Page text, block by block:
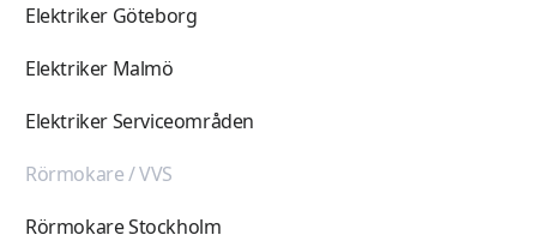
Elektriker Göteborg
Elektriker Malmö
Elektriker Serviceområden
Rörmokare / VVS
Rörmokare Stockholm